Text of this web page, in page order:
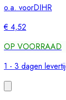
o.a. voorDIHR
€ 4,52
OP VOORRAAD
1 - 3 dagen